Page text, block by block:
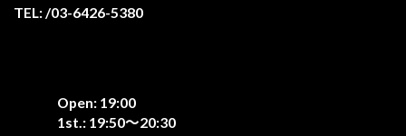
TEL: /03-6426-5380
Open: 19:00
1st.: 19:50〜20:30